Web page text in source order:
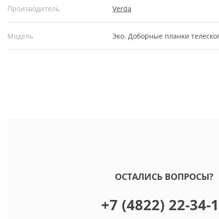
Производитель Verda
Модель Эко. Доборные планки
ОСТАЛИСЬ ВОПРОСЫ?
+7 (4822) 22-34-